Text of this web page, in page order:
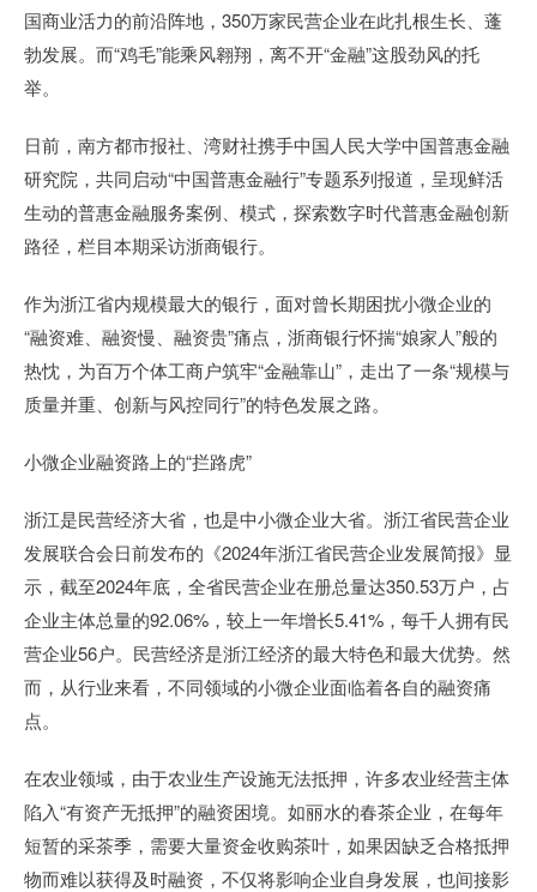
国商业活力的前沿阵地，350万家民营企业在此扎根生长、蓬
勃发展。而“鸡毛”能乘风翱翔，离不开“金融”这股劲风的托
举。
日前，南方都市报社、湾财社携手中国人民大学中国普惠金融
研究院，共同启动“中国普惠金融行”专题系列报道，呈现鲜活
生动的普惠金融服务案例、模式，探索数字时代普惠金融创新
路径，栏目本期采访浙商银行。
作为浙江省内规模最大的银行，面对曾长期困扰小微企业的
“融资难、融资慢、融资贵”痛点，浙商银行怀揣“娘家人”般的
热忱，为百万个体工商户筑牢“金融靠山”，走出了一条“规模与
质量并重、创新与风控同行”的特色发展之路。
小微企业融资路上的“拦路虎”
浙江是民营经济大省，也是中小微企业大省。浙江省民营企业
发展联合会日前发布的《2024年浙江省民营企业发展简报》显
示，截至2024年底，全省民营企业在册总量达350.53万户，占
企业主体总量的92.06%，较上一年增长5.41%，每千人拥有民
营企业56户。民营经济是浙江经济的最大特色和最大优势。然
而，从行业来看，不同领域的小微企业面临着各自的融资痛
点。
在农业领域，由于农业生产设施无法抵押，许多农业经营主体
陷入“有资产无抵押”的融资困境。如丽水的春茶企业，在每年
短暂的采茶季，需要大量资金收购茶叶，如果因缺乏合格抵押
物而难以获得及时融资，不仅将影响企业自身发展，也间接影